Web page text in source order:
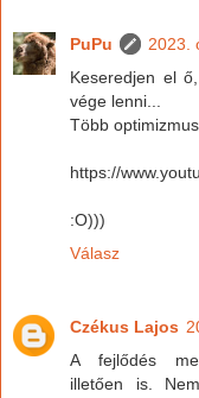
PuPu
2023.
Keseredjen el
vége lenni...
Több
https://
:O)))
Válasz
Czékus Lajos
A fejlődés
illetően is.